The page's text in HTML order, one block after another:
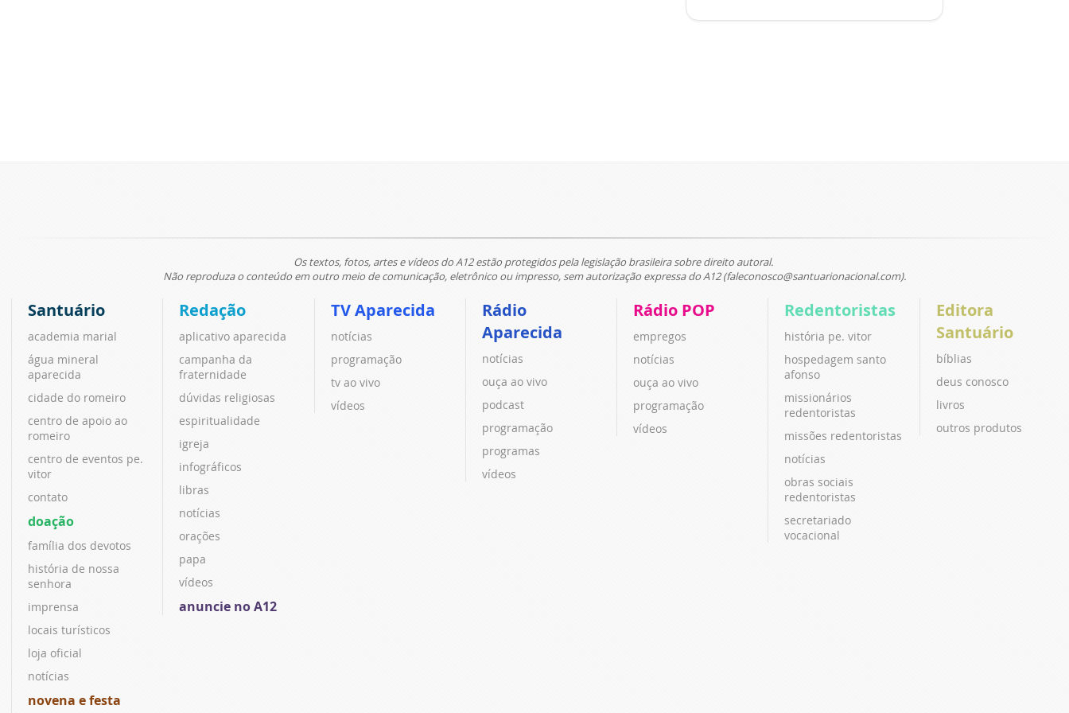
Os textos, fotos, artes e vídeos do A12 estão protegidos pela legislação brasileira sobre direito autoral.
Não reproduza o conteúdo em outro meio de comunicação, eletrônico ou impresso, sem autorização expressa do A12 (faleconosco@santuarionacional.com).
Santuário
academia marial
água mineral
aparecida
cidade do romeiro
centro de apoio ao
romeiro
centro de eventos pe.
vitor
contato
doação
família dos devotos
história de nossa
senhora
imprensa
locais turísticos
loja oficial
notícias
novena e festa
Redação
aplicativo aparecida
campanha da
fraternidade
dúvidas religiosas
espiritualidade
igreja
infográficos
libras
notícias
orações
papa
vídeos
anuncie no A12
TV Aparecida
notícias
programação
tv ao vivo
vídeos
Rádio
Aparecida
notícias
ouça ao vivo
podcast
programação
programas
vídeos
Rádio POP
empregos
notícias
ouça ao vivo
programação
vídeos
Redentoristas
história pe. vitor
hospedagem santo
afonso
missionários
redentoristas
missões redentoristas
notícias
obras sociais
redentoristas
secretariado
vocacional
Editora
Santuário
bíblias
deus conosco
livros
outros produtos